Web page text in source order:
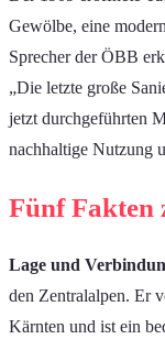
Gewölbe, eine
Sprecher der ÖBB
„Die letzte große
jetzt durchgeführten
nachhaltige Nutzung
Fünf Fakten
Lage und
den Zentralalpen. Er
Kärnten und ist ein